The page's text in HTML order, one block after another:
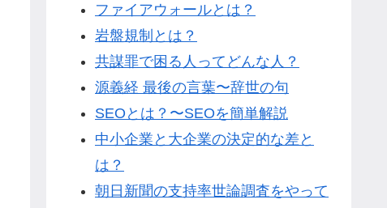
ファイアウォールとは？
岩盤規制とは？
共謀罪で困る人ってどんな人？
源義経 最後の言葉〜辞世の句
SEOとは？〜SEOを簡単解説
中小企業と大企業の決定的な差と
は？
朝日新聞の支持率世論調査をやって